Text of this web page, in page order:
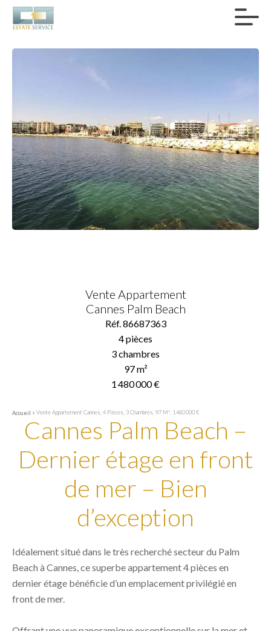
Vente Appartement
Cannes Palm Beach
Réf. 86687363
4 pièces
3 chambres
97 m²
1 480 000 €
Accueil Vente Appartement Cannes, 4 Pièces, 3 Chambres, 97 M², 1 480 000 €
Cannes Palm Beach –
Dernier étage en front
de mer – Bien
d’exception
Idéalement situé dans le très recherché secteur du Palm
Beach à Cannes, ce superbe appartement 4 pièces en
dernier étage bénéficie d’un emplacement privilégié en
front de mer.